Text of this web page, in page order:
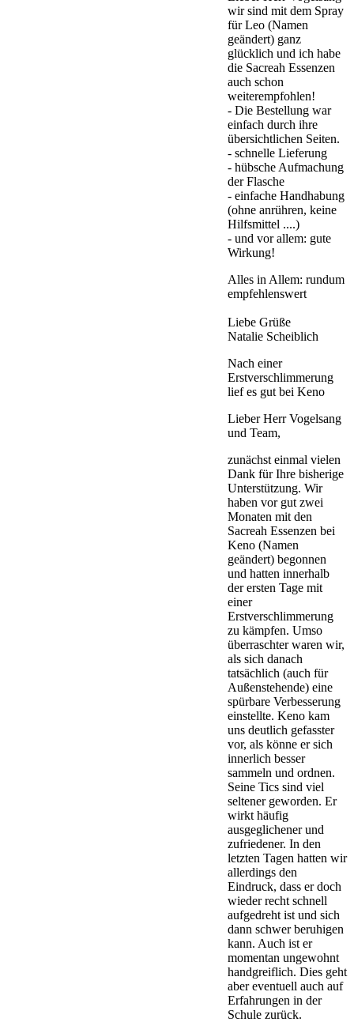
wir sind mit dem Spray
für Leo (Namen
geändert) ganz
glücklich und ich habe
die Sacreah Essenzen
auch schon
weiterempfohlen!
- Die Bestellung war
einfach durch ihre
übersichtlichen Seiten.
- schnelle Lieferung
- hübsche Aufmachung
der Flasche
- einfache Handhabung
(ohne anrühren, keine
Hilfsmittel ....)
- und vor allem: gute
Wirkung!
Alles in Allem: rundum
empfehlenswert
Liebe Grüße
Natalie Scheiblich
Nach einer
Erstverschlimmerung
lief es gut bei Keno
Lieber Herr Vogelsang
und Team,
zunächst einmal vielen
Dank für Ihre bisherige
Unterstützung. Wir
haben vor gut zwei
Monaten mit den
Sacreah Essenzen bei
Keno (Namen
geändert) begonnen
und hatten innerhalb
der ersten Tage mit
einer
Erstverschlimmerung
zu kämpfen. Umso
überraschter waren wir,
als sich danach
tatsächlich (auch für
Außenstehende) eine
spürbare Verbesserung
einstellte. Keno kam
uns deutlich gefasster
vor, als könne er sich
innerlich besser
sammeln und ordnen.
Seine Tics sind viel
seltener geworden. Er
wirkt häufig
ausgeglichener und
zufriedener. In den
letzten Tagen hatten wir
allerdings den
Eindruck, dass er doch
wieder recht schnell
aufgedreht ist und sich
dann schwer beruhigen
kann. Auch ist er
momentan ungewohnt
handgreiflich. Dies geht
aber eventuell auch auf
Erfahrungen in der
Schule zurück.